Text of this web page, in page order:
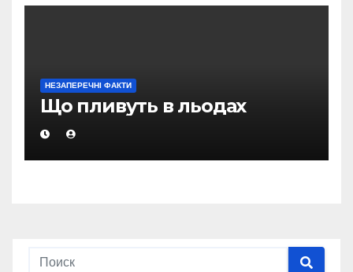
НЕЗАПЕРЕЧНІ ФАКТИ
Що пливуть в льодах